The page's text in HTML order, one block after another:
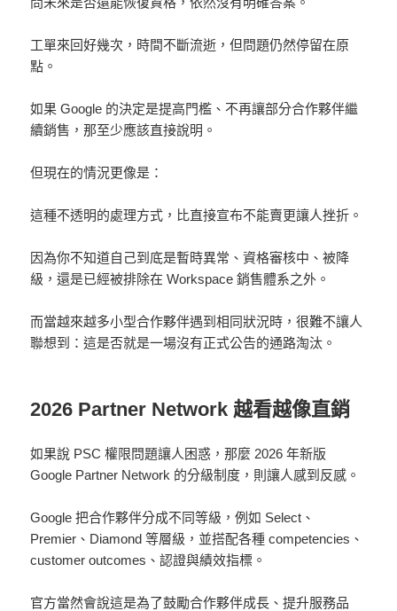
工單來回好幾次，時間不斷流逝，但問題仍然停留在原
點。
如果 Google 的決定是提高門檻、不再讓部分合作夥伴繼
續銷售，那至少應該直接說明。
但現在的情況更像是：
這種不透明的處理方式，比直接宣布不能賣更讓人挫折。
因為你不知道自己到底是暫時異常、資格審核中、被降
級，還是已經被排除在 Workspace 銷售體系之外。
而當越來越多小型合作夥伴遇到相同狀況時，很難不讓人
聯想到：這是否就是一場沒有正式公告的通路淘汰。
2026 Partner Network 越看越像直銷
如果說 PSC 權限問題讓人困惑，那麼 2026 年新版
Google Partner Network 的分級制度，則讓人感到反感。
Google 把合作夥伴分成不同等級，例如 Select、
Premier、Diamond 等層級，並搭配各種 competencies、
customer outcomes、認證與績效指標。
官方當然會說這是為了鼓勵合作夥伴成長、提升服務品